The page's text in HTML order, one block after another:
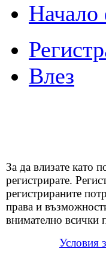
Влез
За да влизате като
регистрирате.
регистрираните
права и
внимателно всички
Условия